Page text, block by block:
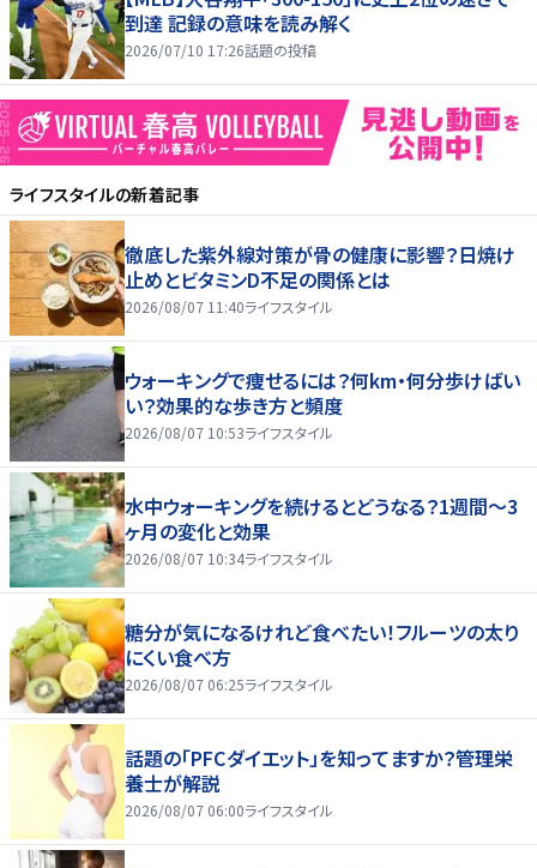
到達 記録の意味を読み解く
2026/07/10 17:26話題の投稿
ライフスタイルの新着記事
徹底した紫外線対策が骨の健康に影響？日焼け
止めとビタミンD不足の関係とは
2026/08/07 11:40ライフスタイル
ウォーキングで痩せるには？何km・何分歩けばい
い？効果的な歩き方と頻度
2026/08/07 10:53ライフスタイル
水中ウォーキングを続けるとどうなる？1週間～3
ヶ月の変化と効果
2026/08/07 10:34ライフスタイル
糖分が気になるけれど食べたい！フルーツの太り
にくい食べ方
2026/08/07 06:25ライフスタイル
話題の「PFCダイエット」を知ってますか？管理栄
養士が解説
2026/08/07 06:00ライフスタイル